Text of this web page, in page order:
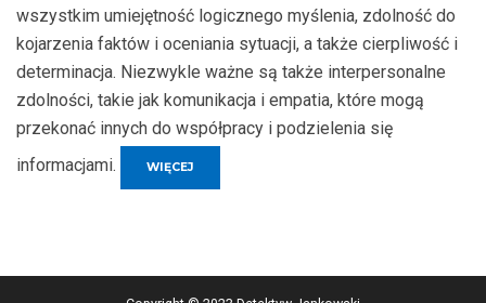
wszystkim umiejętność logicznego myślenia, zdolność do
kojarzenia faktów i oceniania sytuacji, a także cierpliwość i
determinacja. Niezwykle ważne są także interpersonalne
zdolności, takie jak komunikacja i empatia, które mogą
przekonać innych do współpracy i podzielenia się
informacjami.
WIĘCEJ